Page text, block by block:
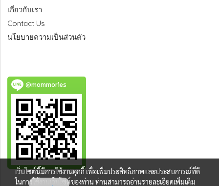
เกี่ยวกับเรา
Contact Us
นโยบายความเป็นส่วนตัว
@mommories
เว็บไซต์นี้มีการใช้งานคุกกี้ เพื่อเพิ่มประสิทธิภาพและประสบการณ์ที่ดี
ในการใช้งานเว็บไซต์ของท่าน ท่านสามารถอ่านรายละเอียดเพิ่มเติม